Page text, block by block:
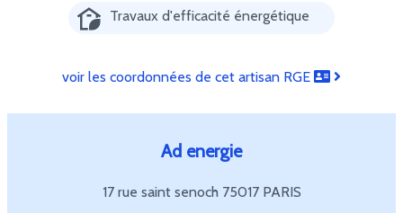
Travaux d'efficacité énergétique
voir les coordonnées de cet artisan RGE
Ad energie
17 rue saint senoch 75017 PARIS